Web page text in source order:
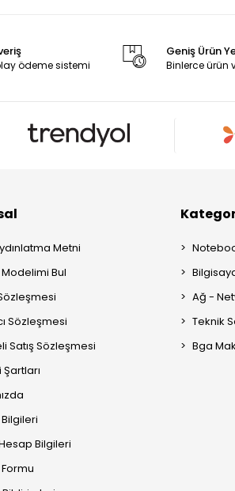
ödeme sistemi
Geniş Ürün
Binlerce ürün
Metni
Bul
Sözleşmesi
Satış Sözleşmesi
Bilgileri
Ağ -
Teknik
Bga